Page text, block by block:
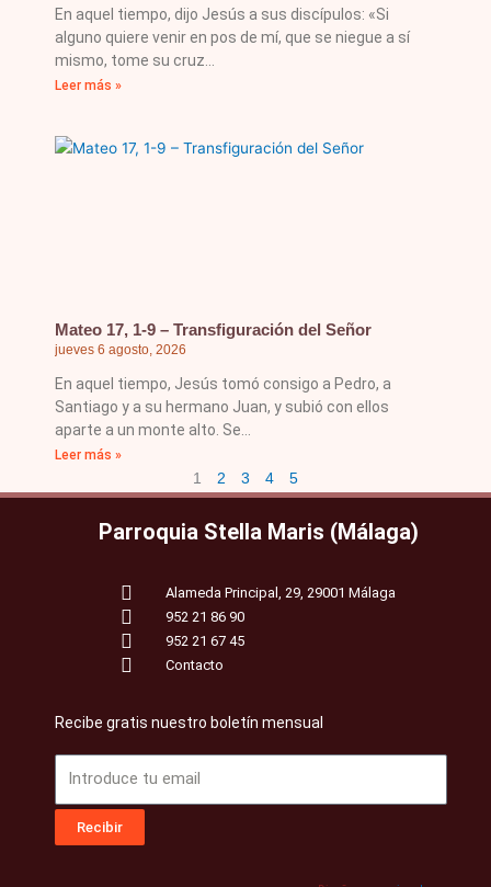
En aquel tiempo, dijo Jesús a sus discípulos: «Si
alguno quiere venir en pos de mí, que se niegue a sí
mismo, tome su cruz
Leer más »
Mateo 17, 1-9 – Transfiguración del Señor
jueves 6 agosto, 2026
En aquel tiempo, Jesús tomó consigo a Pedro, a
Santiago y a su hermano Juan, y subió con ellos
aparte a un monte alto. Se
Leer más »
1 2 3 4 5
Parroquia Stella Maris (Málaga)
Alameda Principal, 29, 29001 Málaga
952 21 86 90
952 21 67 45
Contacto
Recibe gratis nuestro boletín mensual
Recibir